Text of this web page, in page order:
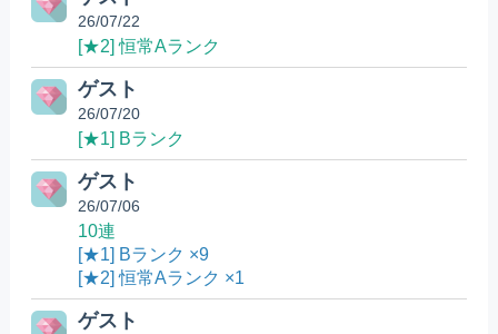
26/07/22
[★2] 恒常Aランク
ゲスト
26/07/20
[★1] Bランク
ゲスト
26/07/06
10連
[★1] Bランク ×9
[★2] 恒常Aランク ×1
ゲスト